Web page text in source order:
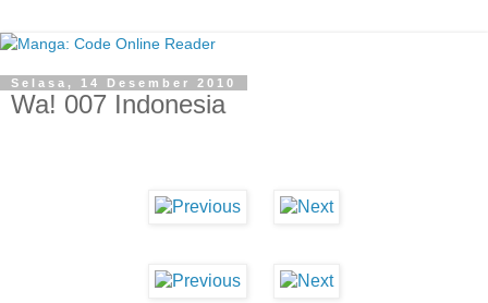
Selasa, 14 Desember 2010
Wa! 007 Indonesia